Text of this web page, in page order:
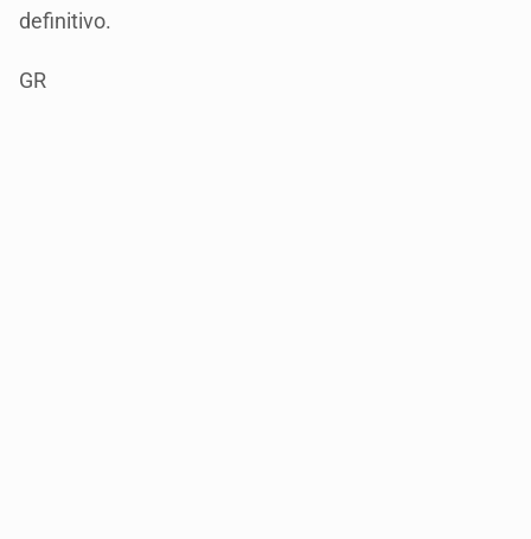
definitivo.
GR